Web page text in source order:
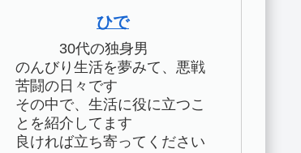
ひで
30代の独身男
のんびり生活を夢みて、悪戦
苦闘の日々です
その中で、生活に役に立つこ
とを紹介してます
良ければ立ち寄ってください